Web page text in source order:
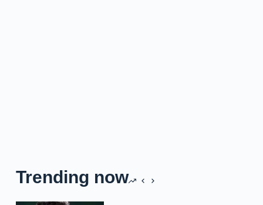
Trending now